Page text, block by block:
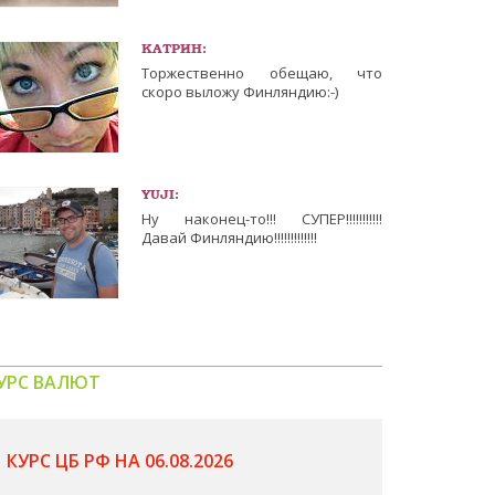
КАТРИН:
Торжественно обещаю, что
скоро выложу Финляндию:-)
YUJI:
Ну наконец-то!!! СУПЕР!!!!!!!!!!!
Давай Финляндию!!!!!!!!!!!!!
ВАЛЮТ
КУРС ЦБ РФ НА 06.08.2026